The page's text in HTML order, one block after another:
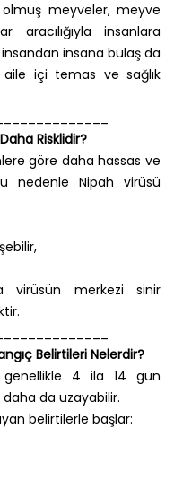
meyveler, meyve
insanlara
insana bulaş da
içi temas ve sağlık
Risklidir?
göre daha hassas ve
nedenle Nipah virüsü
virüsün merkezi sinir
Belirtileri Nelerdir?
genellikle 4 ila 14 gün
daha da uzayabilir.
belirtilerle başlar: